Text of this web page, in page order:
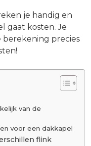
je handig en
gaat kosten. Je
berekening precies
van de
voor een dakkapel
flink